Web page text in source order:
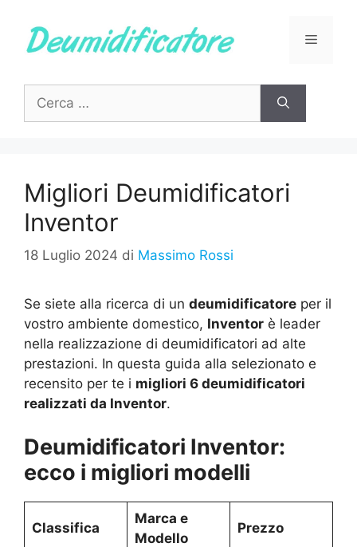
contenuto
Menu
per:
Migliori Deumidificatori
Inventor
18 Luglio 2024 di Massimo Rossi
Se siete alla ricerca di un deumidificatore per il
vostro ambiente domestico, Inventor è leader
nella realizzazione di deumidificatori ad alte
prestazioni. In questa guida alla selezionato e
recensito per te i migliori 6 deumidificatori
realizzati da Inventor.
Deumidificatori Inventor:
ecco i migliori modelli
Classifica
Marca e
Modello
Prezzo